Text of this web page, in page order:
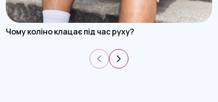
Чому коліно клацає під час руху?